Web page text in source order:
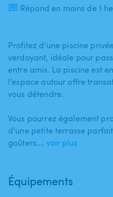
Répond en moins de 1
Profitez d’une piscine
verdoyant​,​ idéale pour
entre amis. La piscine est
l’espace autour offre
vous détendre.
Vous pourrez également
d’une petite terrasse
goûters.… voir plus
Équipements